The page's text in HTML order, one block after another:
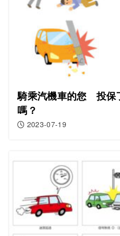
騎乘汽機車的您 投保
嗎？
2023-07-19